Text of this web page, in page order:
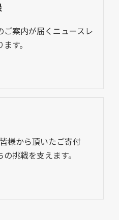
案内が届くニュースレ
す。
様から頂いたご寄付
挑戦を支えます。